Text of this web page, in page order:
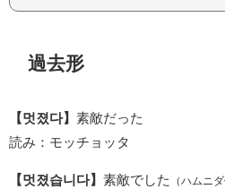
過去形
【멋졌다】 素敵だった
読み：モッチョッタ
【멋졌습니다】 素敵でした （ハムニダ